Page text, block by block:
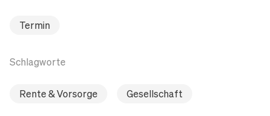
Termin
Schlagworte
Rente & Vorsorge Gesellschaft